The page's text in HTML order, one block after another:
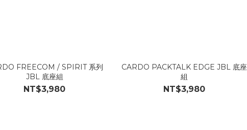
FREECOM / SPIRIT 系列
JBL 底座組
NT$3,980
CARDO PACKTALK EDGE JBL 底座
組
NT$3,980